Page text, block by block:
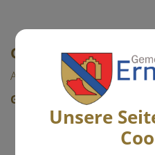
GEMEINDE &
Aktuelles
Gemeinde
Mitarbeiter
Unsere